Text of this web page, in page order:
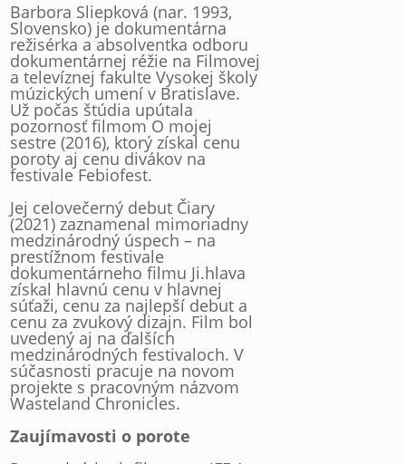
Barbora Sliepková (nar. 1993,
Slovensko) je dokumentárna
režisérka a absolventka odboru
dokumentárnej réžie na Filmovej
a televíznej fakulte Vysokej školy
múzických umení v Bratislave.
Už počas štúdia upútala
pozornosť filmom O mojej
sestre (2016), ktorý získal cenu
poroty aj cenu divákov na
festivale Febiofest.
Jej celovečerný debut Čiary
(2021) zaznamenal mimoriadny
medzinárodný úspech – na
prestížnom festivale
dokumentárneho filmu Ji.hlava
získal hlavnú cenu v hlavnej
súťaži, cenu za najlepší debut a
cenu za zvukový dizajn. Film bol
uvedený aj na ďalších
medzinárodných festivaloch. V
súčasnosti pracuje na novom
projekte s pracovným názvom
Wasteland Chronicles.
Zaujímavosti o porote